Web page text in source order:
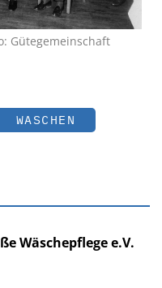
Gütegemeinschaft
WASCHEN
Wäschepflege e.V.